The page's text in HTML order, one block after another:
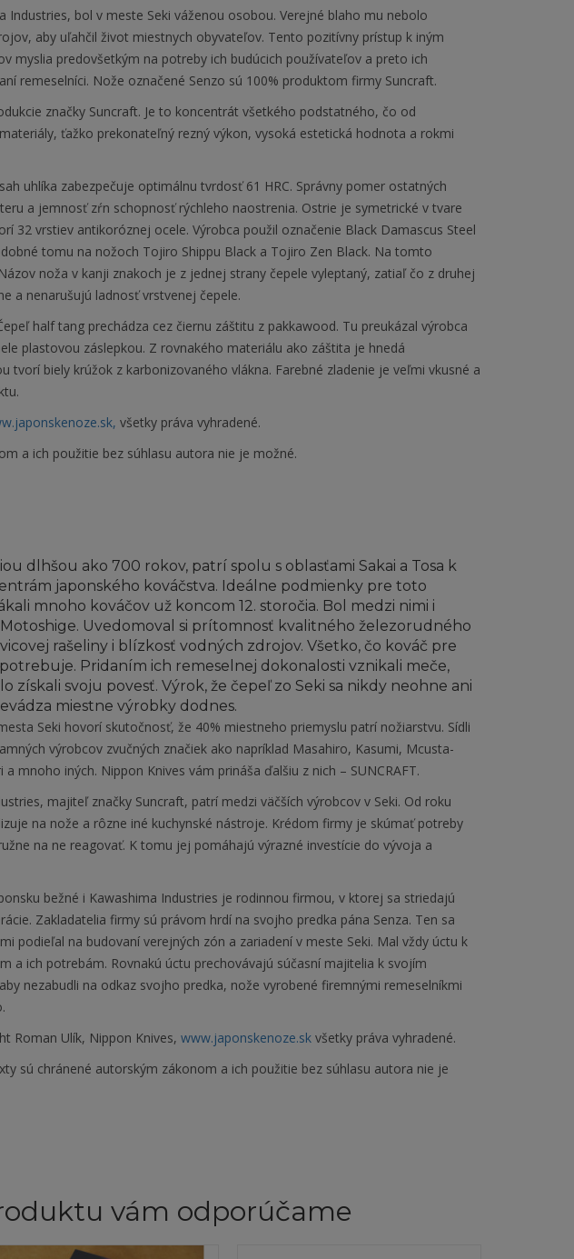
Industries, bol v meste Seki váženou osobou. Verejné blaho mu nebolo
aby uľahčil život miestnych obyvateľov. Tento pozitívny prístup k iným
myslia predovšetkým na potreby ich budúcich používateľov a preto ich
remeselníci. Nože označené Senzo sú 100% produktom firmy Suncraft.
značky Suncraft. Je to koncentrát všetkého podstatného, čo od
ťažko prekonateľný rezný výkon, vysoká estetická hodnota a rokmi
uhlíka zabezpečuje optimálnu tvrdosť 61 HRC. Správny pomer ostatných
a jemnosť zŕn schopnosť rýchleho naostrenia. Ostrie je symetrické v tvare
32 vrstiev antikoróznej ocele. Výrobca použil označenie Black Damascus Steel
tomu na nožoch Tojiro Shippu Black a Tojiro Zen Black. Na tomto
noža v kanji znakoch je z jednej strany čepele vyleptaný, zatiaľ čo z druhej
a nenarušujú ladnosť vrstvenej čepele.
half tang prechádza cez čiernu záštitu z pakkawood. Tu preukázal výrobca
plastovou záslepkou. Z rovnakého materiálu ako záštita je hnedá
tvorí biely krúžok z karbonizovaného vlákna. Farebné zladenie je veľmi vkusné a
všetky práva vyhradené.
a ich použitie bez súhlasu autora nie je možné.
dlhšou ako 700 rokov, patrí spolu s oblasťami Sakai a Tosa k
japonského kováčstva. Ideálne podmienky pre toto
mnoho kováčov už koncom 12. storočia. Bol medzi nimi i
Uvedomoval si prítomnosť kvalitného železorudného
rašeliny i blízkosť vodných zdrojov. Všetko, čo kováč pre
Pridaním ich remeselnej dokonalosti vznikali meče,
získali svoju povesť. Výrok, že čepeľ zo Seki sa nikdy neohne ani
miestne výrobky dodnes.
Seki hovorí skutočnosť, že 40% miestneho priemyslu patrí nožiarstvu. Sídli
výrobcov zvučných značiek ako napríklad Masahiro, Kasumi, Mcusta-
mnoho iných. Nippon Knives vám prináša ďalšiu z nich – SUNCRAFT.
majiteľ značky Suncraft, patrí medzi väčších výrobcov v Seki. Od roku
na nože a rôzne iné kuchynské nástroje. Krédom firmy je skúmať potreby
na ne reagovať. K tomu jej pomáhajú výrazné investície do vývoja a
bežné i Kawashima Industries je rodinnou firmou, v ktorej sa striedajú
Zakladatelia firmy sú právom hrdí na svojho predka pána Senza. Ten sa
podieľal na budovaní verejných zón a zariadení v meste Seki. Mal vždy úctu k
a ich potrebám. Rovnakú úctu prechovávajú súčasní majitelia k svojím
nezabudli na odkaz svojho predka, nože vyrobené firemnými remeselníkmi
Roman Ulík, Nippon Knives, www.japonskenoze.skvšetky práva vyhradené.
sú chránené autorským zákonom a ich použitie bez súhlasu autora nie je
vám odporúčame